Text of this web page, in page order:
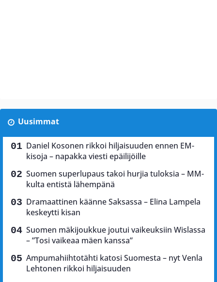
Uusimmat
Daniel Kosonen rikkoi hiljaisuuden ennen EM-
kisoja – napakka viesti epäilijöille
Suomen superlupaus takoi hurjia tuloksia – MM-
kulta entistä lähempänä
Dramaattinen käänne Saksassa – Elina Lampela
keskeytti kisan
Suomen mäkijoukkue joutui vaikeuksiin Wislassa
– ”Tosi vaikeaa mäen kanssa”
Ampumahiihtotähti katosi Suomesta – nyt Venla
Lehtonen rikkoi hiljaisuuden